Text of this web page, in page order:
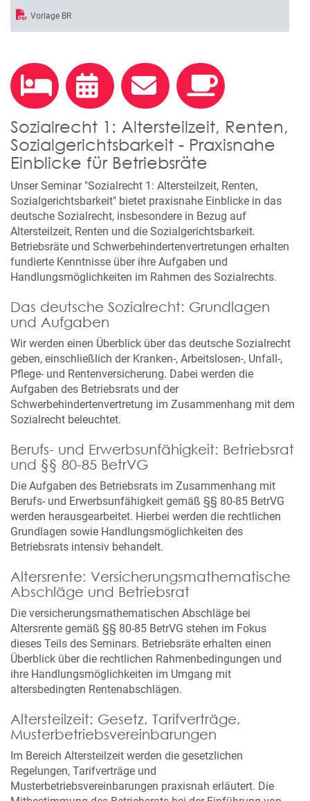
Vorlage BR
Sozialrecht 1: Altersteilzeit, Renten,
Sozialgerichtsbarkeit - Praxisnahe
Einblicke für Betriebsräte
Unser Seminar "Sozialrecht 1: Altersteilzeit, Renten,
Sozialgerichtsbarkeit" bietet praxisnahe Einblicke in das
deutsche Sozialrecht, insbesondere in Bezug auf
Altersteilzeit, Renten und die Sozialgerichtsbarkeit.
Betriebsräte und Schwerbehindertenvertretungen erhalten
fundierte Kenntnisse über ihre Aufgaben und
Handlungsmöglichkeiten im Rahmen des Sozialrechts.
Das deutsche Sozialrecht: Grundlagen
und Aufgaben
Wir werden einen Überblick über das deutsche Sozialrecht
geben, einschließlich der Kranken-, Arbeitslosen-, Unfall-,
Pflege- und Rentenversicherung. Dabei werden die
Aufgaben des Betriebsrats und der
Schwerbehindertenvertretung im Zusammenhang mit dem
Sozialrecht beleuchtet.
Berufs- und Erwerbsunfähigkeit: Betriebsrat
und §§ 80-85 BetrVG
Die Aufgaben des Betriebsrats im Zusammenhang mit
Berufs- und Erwerbsunfähigkeit gemäß §§ 80-85 BetrVG
werden herausgearbeitet. Hierbei werden die rechtlichen
Grundlagen sowie Handlungsmöglichkeiten des
Betriebsrats intensiv behandelt.
Altersrente: Versicherungsmathematische
Abschläge und Betriebsrat
Die versicherungsmathematischen Abschläge bei
Altersrente gemäß §§ 80-85 BetrVG stehen im Fokus
dieses Teils des Seminars. Betriebsräte erhalten einen
Überblick über die rechtlichen Rahmenbedingungen und
ihre Handlungsmöglichkeiten im Umgang mit
altersbedingten Rentenabschlägen.
Altersteilzeit: Gesetz, Tarifverträge,
Musterbetriebsvereinbarungen
Im Bereich Altersteilzeit werden die gesetzlichen
Regelungen, Tarifverträge und
Musterbetriebsvereinbarungen praxisnah erläutert. Die